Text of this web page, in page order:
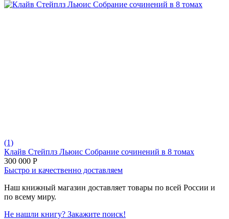
(1)
Клайв Стейплз Льюис Собрание сочинений в 8 томах
300 000 Р
Быстро и качественно доставляем
Наш книжный магазин доставляет товары по всей России и
по всему миру.
Не нашли книгу? Закажите поиск!